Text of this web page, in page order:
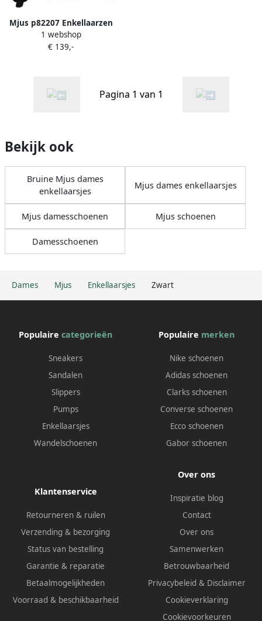
Dames Mjus Enkellaarsjes Zwart
Mjus p82207 Enkellaarzen
1 webshop
€ 139,-
Pagina 1 van 1
Bekijk ook
Bruine Mjus dames
enkellaarsjes
Mjus dames enkellaarsjes
Mjus damesschoenen Mjus schoenen
Damesschoenen
Populaire categorieën
Sneakers
Sandalen
Slippers
Pumps
Enkellaarsjes
Wandelschoenen
Populaire merken
Nike schoenen
Adidas schoenen
Clarks schoenen
Converse schoenen
Ecco schoenen
Gabor schoenen
Klantenservice
Retourneren & ruilen
Verzending & bezorging
Status van bestelling
Garantie & reparatie
Betaalmogelijkheden
Voorraad & beschikbaarheid
Over ons
Inspiratie blog
Contact
Over ons
Samenwerken
Betrouwbaarheid
Privacybeleid & Disclaimer
Cookieverklaring
Cookievoorkeuren